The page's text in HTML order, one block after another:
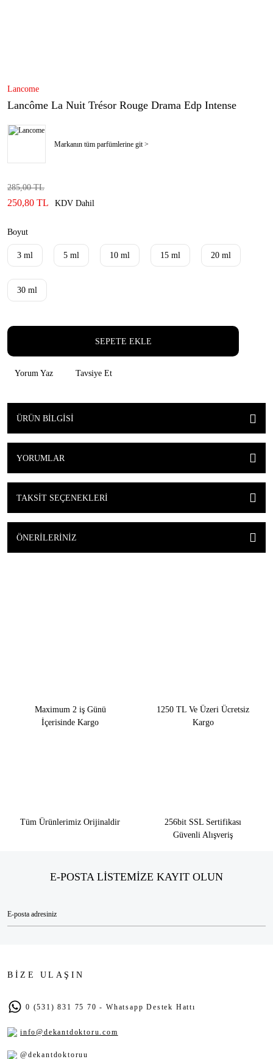
Lancome
Lancôme La Nuit Trésor Rouge Drama Edp Intense
Markanın tüm parfümlerine git >
285,00 TL
250,80 TL KDV Dahil
Boyut
3 ml 5 ml 10 ml 15 ml 20 ml
30 ml
SEPETE EKLE
Yorum Yaz Tavsiye Et
ÜRÜN BILGISI
YORUMLAR
TAKSIT SEÇENEKLERI
ÖNERILERINIZ
Maximum 2 iş Günü
İçerisinde Kargo
1250 TL Ve Üzeri Ücretsiz
Kargo
Tüm Ürünlerimiz Orijinaldir
256bit SSL Sertifikası
Güvenli Alışveriş
E-POSTA LİSTEMİZE KAYIT OLUN
BİZE ULAŞIN
0 (531) 831 75 70 - Whatsapp Destek Hattı
info@dekantdoktoru.com
@dekantdoktoruu